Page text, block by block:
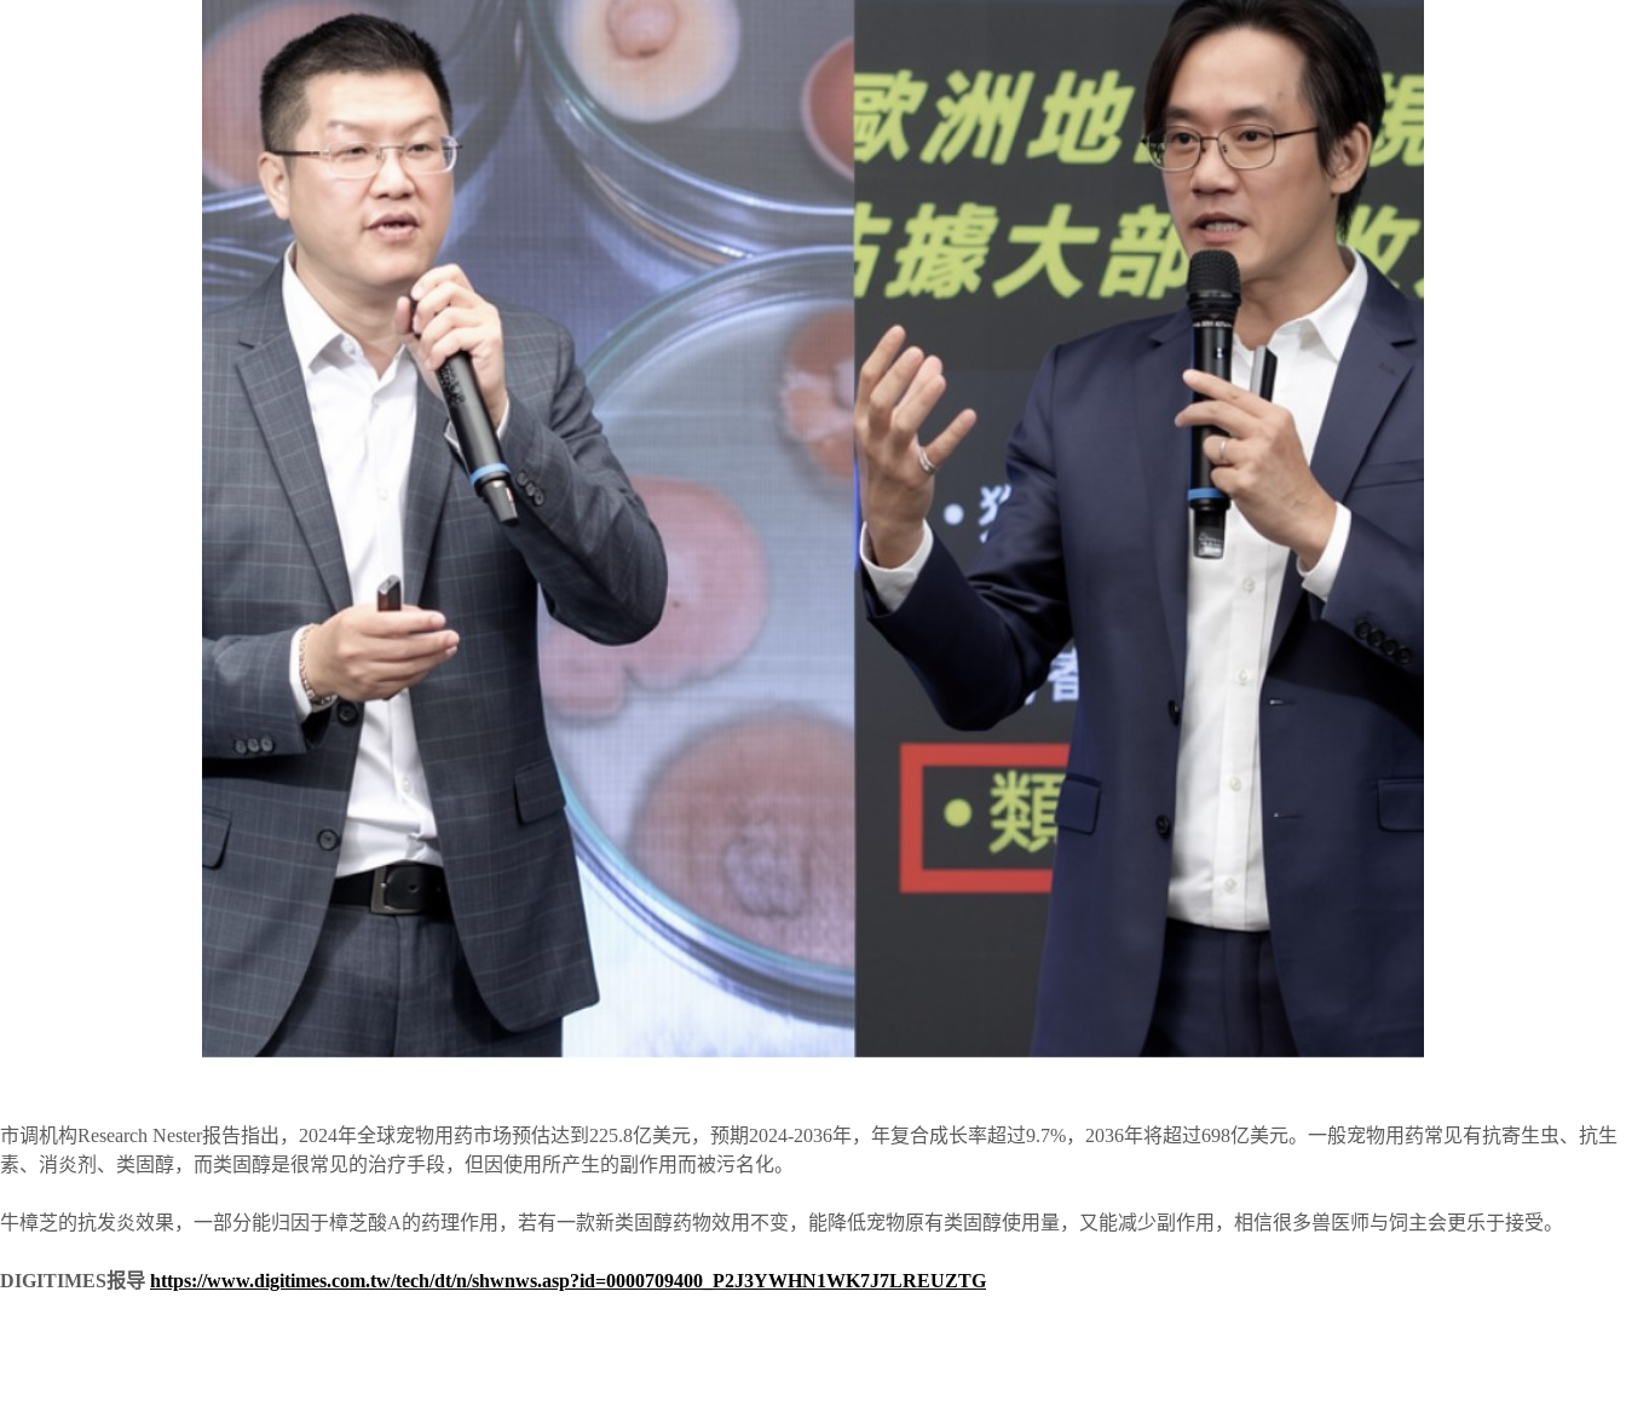
市调机构Research Nester报告指出，2024年全球宠物用药市场预估达到225.8亿美元，预期2024-2036年，年复合成长率超过9.7%，2036年将超过698亿美元。一般宠物用药常见有抗寄生虫、抗生
素、消炎剂、类固醇，而类固醇是很常见的治疗手段，但因使用所产生的副作用而被污名化。
牛樟芝的抗发炎效果，一部分能归因于樟芝酸A的药理作用，若有一款新类固醇药物效用不变，能降低宠物原有类固醇使用量，又能减少副作用，相信很多兽医师与饲主会更乐于接受。
DIGITIMES报导 https://www.digitimes.com.tw/tech/dt/n/shwnws.asp?id=0000709400_P2J3YWHN1WK7J7LREUZTG